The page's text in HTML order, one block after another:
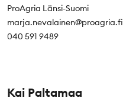
ProAgria Länsi-Suomi
marja.nevalainen@proagria.fi
040 591 9489
Kai Paltamaa